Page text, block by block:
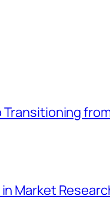
Transitioning
Market